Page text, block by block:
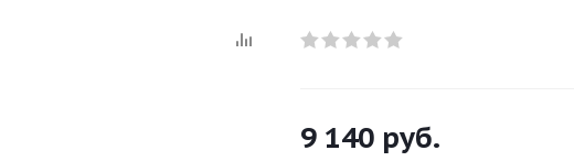
9 140 руб.